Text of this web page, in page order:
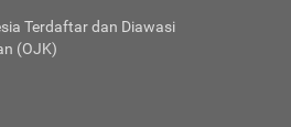
Terdaftar dan Diawasi
(OJK)